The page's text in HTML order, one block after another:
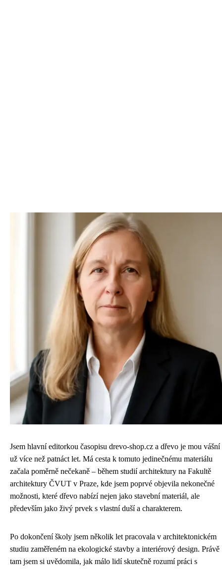
Jsem hlavní editorkou časopisu drevo-shop.cz a dřevo je mou vášní
už více než patnáct let. Má cesta k tomuto jedinečnému materiálu
začala poměrně nečekaně – během studií architektury na Fakultě
architektury ČVUT v Praze, kde jsem poprvé objevila nekonečné
možnosti, které dřevo nabízí nejen jako stavební materiál, ale
především jako živý prvek s vlastní duší a charakterem.
Po dokončení školy jsem několik let pracovala v architektonickém
studiu zaměřeném na ekologické stavby a interiérový design. Právě
tam jsem si uvědomila, jak málo lidí skutečně rozumí práci s